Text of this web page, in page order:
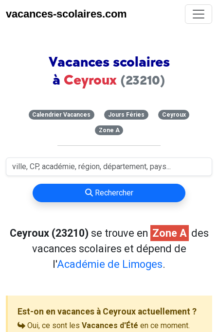
vacances-scolaires.com
Vacances scolaires
à Ceyroux (23210)
Calendrier Vacances Jours Féries Ceyroux
Zone A
Rechercher
Ceyroux (23210) se trouve en Zone A des
vacances scolaires et dépend de
l'Académie de Limoges.
Est-on en vacances à Ceyroux actuellement ?
Oui, ce sont les Vacances d'Été en ce moment.